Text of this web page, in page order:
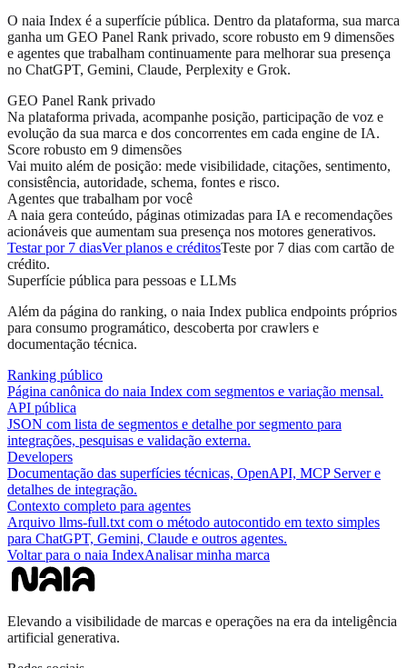
O naia Index é a superfície pública. Dentro da plataforma, sua marca
ganha um GEO Panel Rank privado, score robusto em 9 dimensões
e agentes que trabalham continuamente para melhorar sua presença
no ChatGPT, Gemini, Claude, Perplexity e Grok.
GEO Panel Rank privado
Na plataforma privada, acompanhe posição, participação de voz e
evolução da sua marca e dos concorrentes em cada engine de IA.
Score robusto em 9 dimensões
Vai muito além de posição: mede visibilidade, citações, sentimento,
consistência, autoridade, schema, fontes e risco.
Agentes que trabalham por você
A naia gera conteúdo, páginas otimizadas para IA e recomendações
acionáveis que aumentam sua presença nos motores generativos.
Testar por 7 diasVer planos e créditosTeste por 7 dias com cartão de
crédito.
Superfície pública para pessoas e LLMs
Além da página do ranking, o naia Index publica endpoints próprios
para consumo programático, descoberta por crawlers e
documentação técnica.
Ranking público
Página canônica do naia Index com segmentos e variação mensal.
API pública
JSON com lista de segmentos e detalhe por segmento para
integrações, pesquisas e validação externa.
Developers
Documentação das superfícies técnicas, OpenAPI, MCP Server e
detalhes de integração.
Contexto completo para agentes
Arquivo llms-full.txt com o método autocontido em texto simples
para ChatGPT, Gemini, Claude e outros agentes.
Voltar para o naia IndexAnalisar minha marca
Elevando a visibilidade de marcas e operações na era da inteligência
artificial generativa.